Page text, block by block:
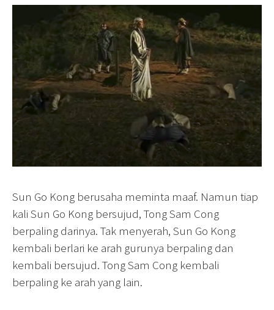
Sun Go Kong berusaha meminta maaf. Namun tiap
kali Sun Go Kong bersujud, Tong Sam Cong
berpaling darinya. Tak menyerah, Sun Go Kong
kembali berlari ke arah gurunya berpaling dan
kembali bersujud. Tong Sam Cong kembali
berpaling ke arah yang lain.